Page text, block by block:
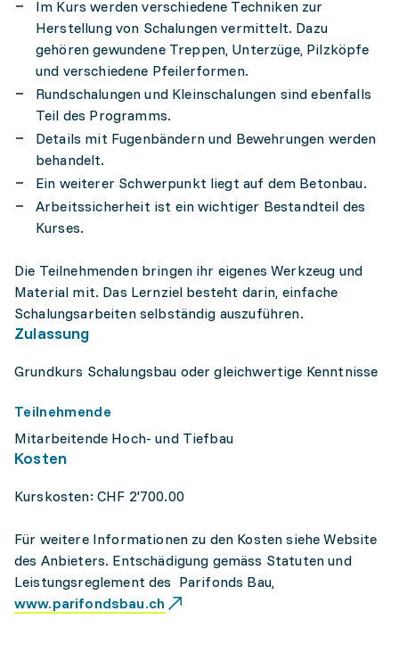
Im Kurs werden verschiedene Techniken zur
Herstellung von Schalungen vermittelt. Dazu
gehören gewundene Treppen, Unterzüge, Pilzköpfe
und verschiedene Pfeilerformen.
Rundschalungen und Kleinschalungen sind ebenfalls
Teil des Programms.
Details mit Fugenbändern und Bewehrungen werden
behandelt.
Ein weiterer Schwerpunkt liegt auf dem Betonbau.
Arbeitssicherheit ist ein wichtiger Bestandteil des
Kurses.
Die Teilnehmenden bringen ihr eigenes Werkzeug und
Material mit. Das Lernziel besteht darin, einfache
Schalungsarbeiten selbständig auszuführen.
Zulassung
Grundkurs Schalungsbau oder gleichwertige Kenntnisse
Teilnehmende
Mitarbeitende Hoch- und Tiefbau
Kosten
Kurskosten: CHF 2'700.00
Für weitere Informationen zu den Kosten siehe Website
des Anbieters. Entschädigung gemäss Statuten und
Leistungsreglement des Parifonds Bau,
www.parifondsbau.ch